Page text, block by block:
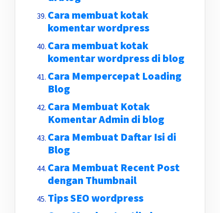
Cara membuat kotak
komentar wordpress
Cara membuat kotak
komentar wordpress di blog
Cara Mempercepat Loading
Blog
Cara Membuat Kotak
Komentar Admin di blog
Cara Membuat Daftar Isi di
Blog
Cara Membuat Recent Post
dengan Thumbnail
Tips SEO wordpress